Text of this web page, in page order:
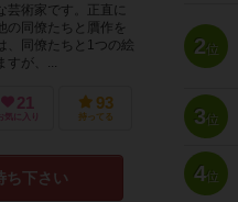
術家です。正直に
の同僚たちと贋作を
、同僚たちと1つの絵
が、...
21
お気に入り
93
持ってる
ち下さい
2位
3位
4位